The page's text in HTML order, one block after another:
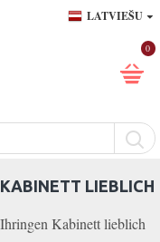
LATVIEŠU
0
Kabinett lieblich
LIEBLICH